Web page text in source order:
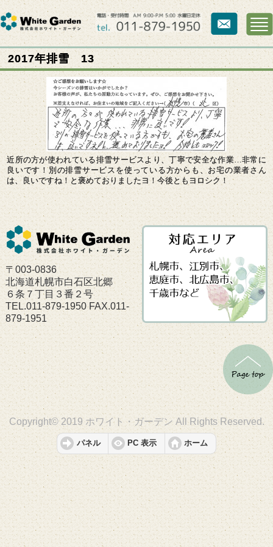
2017年排雪 13
近所の方が使われている排雪サービスより、丁寧で安全な作業…非常に
良いです！別の排雪サービスを使っている方からも、お宅の業者さん
は、良いですね！と褒めておりましたヨ！今後ともヨロシク！
〒003-0836
北海道札幌市白石区北郷
６条７丁目３番２号
TEL.011-879-1950 FAX.011-
879-1951
Copyright© 2019 ホワイト・ガーデン All Rights Reserved.
パネル PC 表示 ホーム